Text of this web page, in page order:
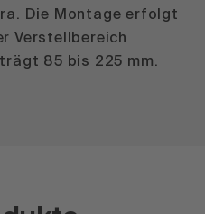
Die Montage erfolgt
Verstellbereich
85 bis 225 mm.